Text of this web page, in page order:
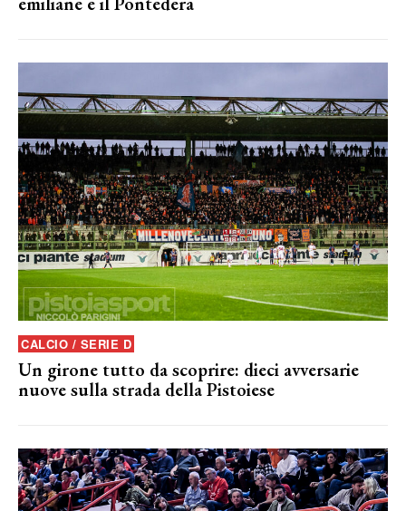
CALCIO / SERIE D
Un girone tutto da scoprire: dieci avversarie
nuove sulla strada della Pistoiese